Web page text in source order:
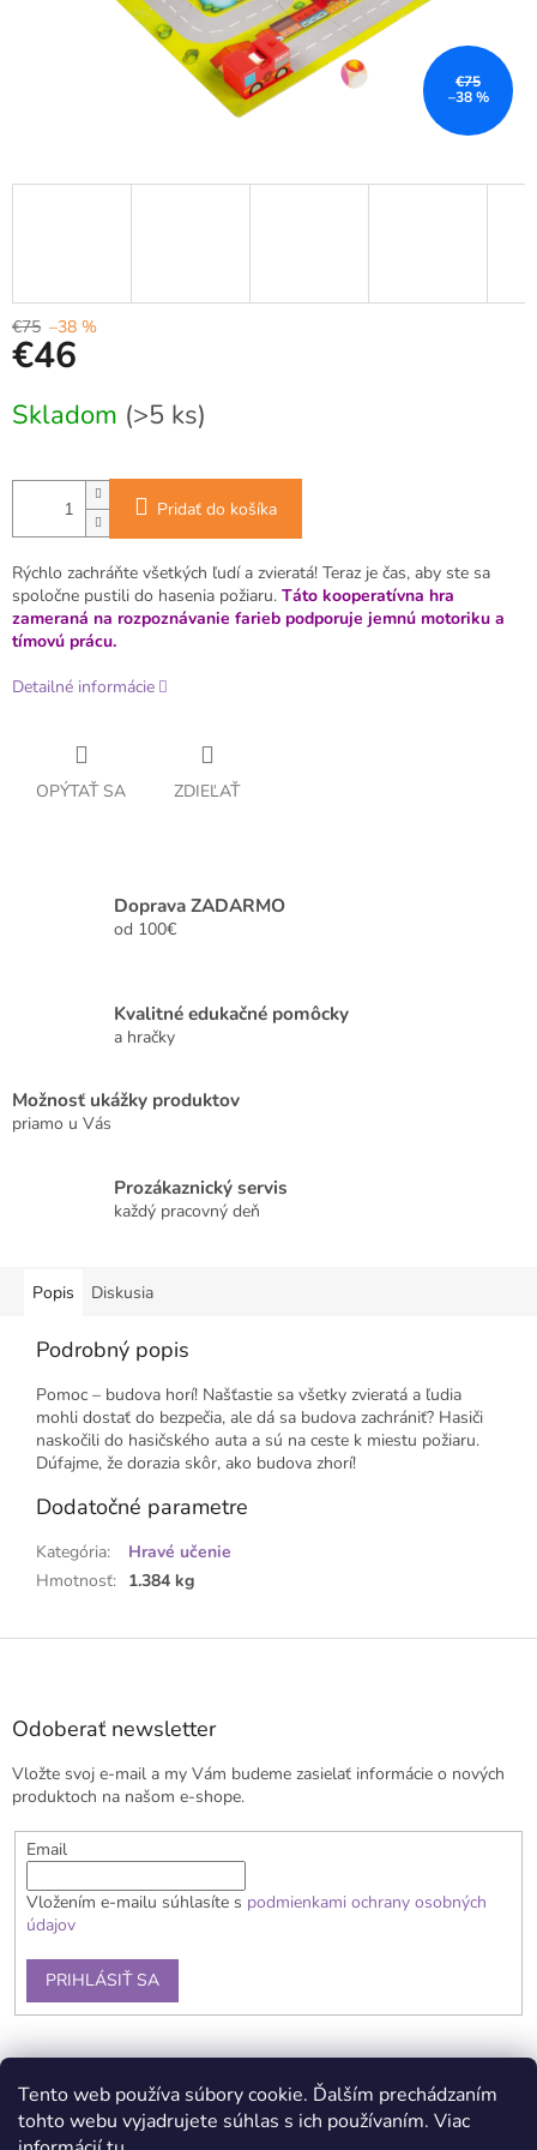
Tento web používa súbory cookie. Ďalším prechádzaním
tohto webu vyjadrujete súhlas s ich používaním. Viac
€75
–38 %
€75 –38 %
€46
cena:
Skladom (>5 ks)
Pridať do košíka
Rýchlo zachráňte všetkých ľudí a zvieratá! Teraz je čas, aby ste sa
spoločne pustili do hasenia požiaru. Táto kooperatívna hra
zameraná na rozpoznávanie farieb podporuje jemnú motoriku a
tímovú prácu.
Detailné informácie
OPÝTAŤ SA ZDIEĽAŤ
Doprava ZADARMO
od 100€
Kvalitné edukačné pomôcky
a hračky
Možnosť ukážky produktov
priamo u Vás
Prozákaznický servis
každý pracovný deň
Popis Diskusia
Podrobný popis
Pomoc – budova horí! Našťastie sa všetky zvieratá a ľudia
mohli dostať do bezpečia, ale dá sa budova zachrániť? Hasiči
naskočili do hasičského auta a sú na ceste k miestu požiaru.
Dúfajme, že dorazia skôr, ako budova zhorí!
Dodatočné parametre
Kategória:
Hravé učenie
Hmotnosť: 1.384 kg
Z
Odoberať newsletter
Vložte svoj e-mail a my Vám budeme zasielať informácie o nových
produktoch na našom e-shope.
Email
Vložením e-mailu súhlasíte s podmienkami ochrany osobných
údajov
PRIHLÁSIŤ SA
Kontaky Podmienky ochrany osobných údajov